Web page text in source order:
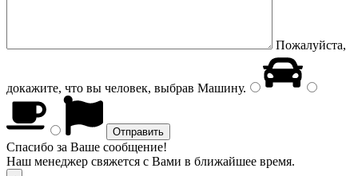
Пожалуйста,
докажите, что вы человек, выбрав Машину.
Спасибо за Ваше сообщение!
Наш менеджер свяжется с Вами в ближайшее время.